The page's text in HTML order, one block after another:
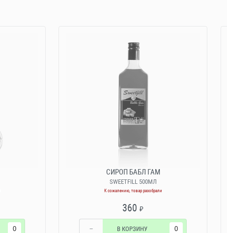
СИРОП БАБЛ ГАМ
SWEETFILL 500МЛ
К сожалению, товар разобрали
360₽
− В КОРЗИНУ